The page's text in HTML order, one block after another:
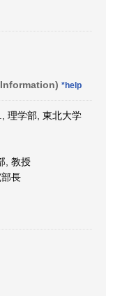
*help
理学部, 東北大学
, 教授
長